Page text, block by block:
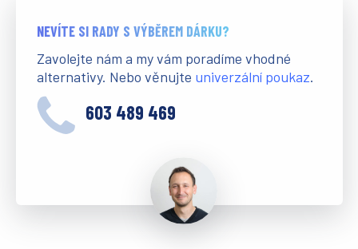
NEVÍTE SI RADY S VÝBĚREM DÁRKU?
Zavolejte nám a my vám poradíme vhodné
alternativy. Nebo věnujte univerzální poukaz.
603 489 469